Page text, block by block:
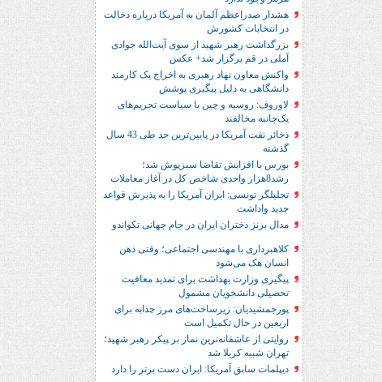
هشدار صدراعظم آلمان به آمریکا درباره دخالت
در انتخابات کشورش
بزرگداشت رهبر شهید از سوی آیت‌الله جوادی
آملی در قم برگزار شد+ عکس
واکنش معاون نهاد رهبری به اخراج یک کارمند
دانشگاهی به دلیل پیگیری پوشش
لاوروف: روسیه و چین با سیاست تحریم‌های
یک‌جانبه مخالفند
ذخائر نفت آمریکا در پایین‌ترین حد طی 43 سال
گذشته
بورس با افزایش تقاضا سبزپوش شد؛
رشد8هزار واحدی شاخص کل در آغاز معاملات
تحلیلگر تونسی: ایران آمریکا را به پذیرش قواعد
جدید واداشت
مدال برنز دختران ایران در جام جهانی تکواندو
کلاهبرداری با مهندسی اجتماعی؛ وقتی ذهن
انسان هک می‌شود
پیگیری وزارت بهداشت برای تمدید معافیت
تحصیلی دانشجویان مشمول
پورجمشیدیان: زیرساخت‌های مرز چذابه برای
اربعین در حال تکمیل است
روایتی از عاشقانه‌ترین نماز بر پیکر رهبر شهید؛‌
تهران‌ شبیه کربلا شد
دیپلمات سابق آمریکا: ایران دست برتر را دارد